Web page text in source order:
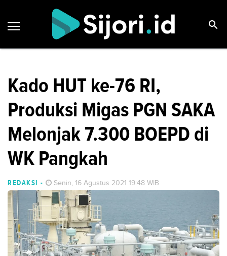
Kado HUT ke-76 RI,
Produksi Migas PGN SAKA
Melonjak 7.300 BOEPD di
WK Pangkah
REDAKSI - Senin, 16 Agustus 2021 19:48 WIB